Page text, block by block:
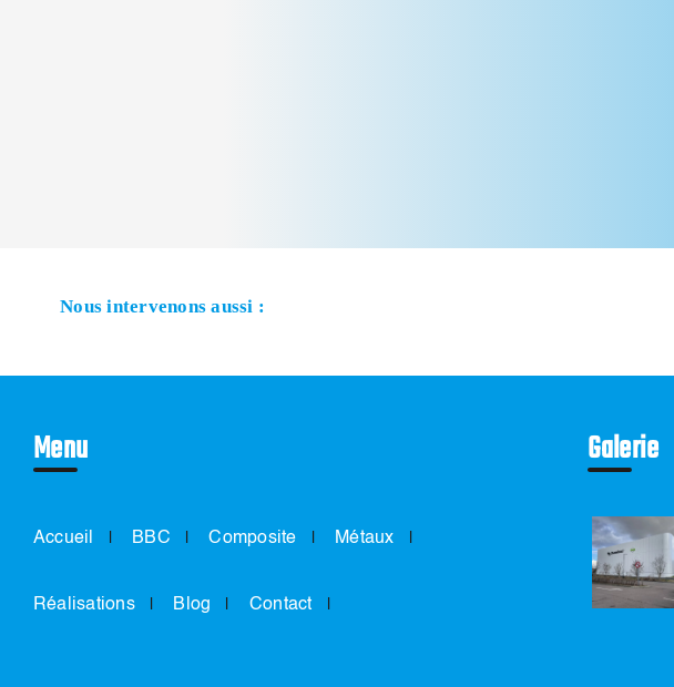
Nous intervenons aussi :
Menu
Accueil BBC Composite Métaux
Réalisations Blog Contact
Galerie